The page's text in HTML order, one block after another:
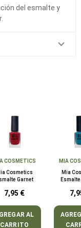
del esmalte y
COSMETICS
Cosmetics
Garnet
7,95 €
AL
CARRITO
MIA
Mia